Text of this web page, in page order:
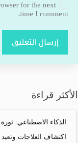
for the next
time I comment.
إرسال التعليق
الأكثر قراءة
الذكاء الاصطناعي:
اكتشاف العلاجات